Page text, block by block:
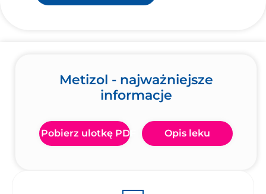
Metizol - najważniejsze
informacje
Pobierz ulotkę PDF Opis leku